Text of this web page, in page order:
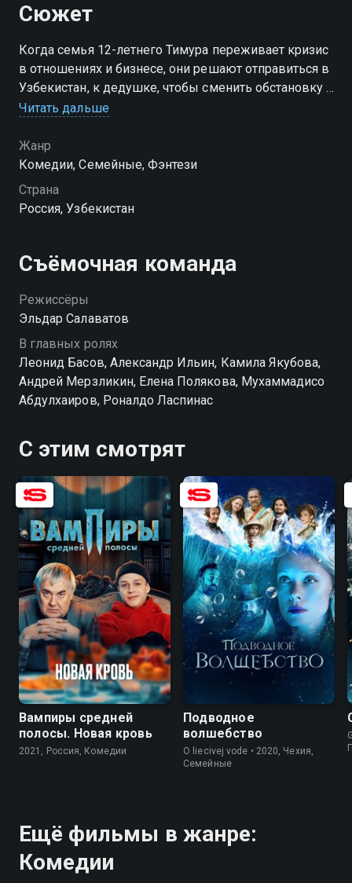
Сюжет
Когда семья 12-летнего Тимура переживает кризис
в отношениях и бизнесе, они решают отправиться в
Узбекистан, к дедушке, чтобы сменить обстановку и
немного отвлечься. Там, среди старых вещей деда,
который может стать ключом к решению проблем.
Вместе с дедушкой он отправляется в Ташкент,
чтобы продать находку, но их путешествие
оборачивается настоящим восточным
приключением. По пути им предстоит искать
столкнуться с опасным злодеем, который готов
сделать всё, чтобы изменить ход истории. «Солнце
на вкус» — смотрите онлайн в хорошем качестве.
Читать дальше
Жанр
Комедии, Семейные, Фэнтези
Страна
Россия, Узбекистан
Съёмочная команда
Режиссёры
Эльдар Салаватов
В главных ролях
Леонид Басов, Александр Ильин, Камила Якубова,
Андрей Мерзликин, Елена Полякова, Мухаммадисо
Абдулхаиров, Роналдо Ласпинас
С этим смотрят
Вампиры средней
полосы. Новая кровь
2021, Россия, Комедии
6.8 5.5
Подводное
волшебство
O liecivej vode • 2020, Чехия,
Семейные
Ещё фильмы в жанре:
Комедии